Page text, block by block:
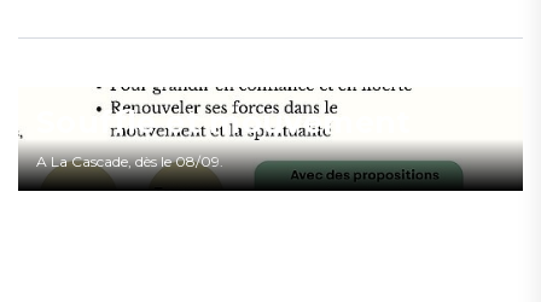
Souffle et mouvement
A La Cascade, dès le 08/09.